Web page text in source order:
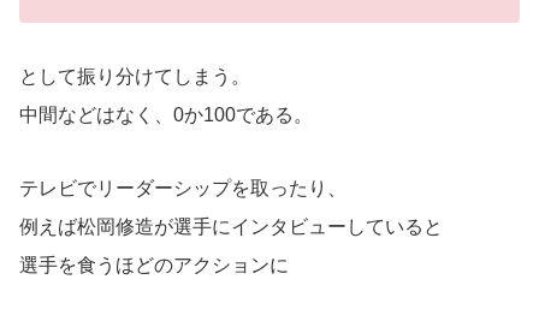
として振り分けてしまう。
中間などはなく、0か100である。
テレビでリーダーシップを取ったり、
例えば松岡修造が選手にインタビューしていると
選手を食うほどのアクションに